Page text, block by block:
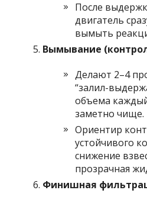
После
двигатель
вымыть
Вымывание
Делают 2–4
“залил-
объема
заметно чище.
Ориентир
устойчивого
снижение
прозрачная
Финишная